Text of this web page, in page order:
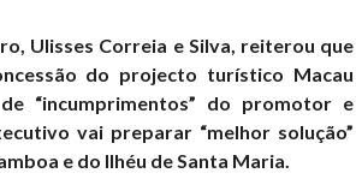
Ulisses Correia e Silva, reiterou que
do projecto turístico Macau
“incumprimentos” do promotor e
vai preparar “melhor solução”
e do Ilhéu de Santa Maria.